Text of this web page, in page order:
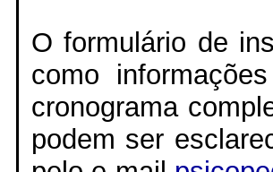
O formulário de
como
cronograma
podem ser